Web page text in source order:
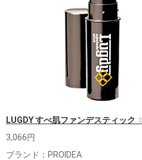
LUGDY すべ肌ファンデスティック
3,066円
ブランド：PROIDEA